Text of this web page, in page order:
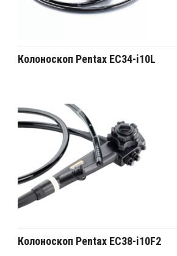
Колоноскоп Pentax EC34-i10L
Колоноскоп Pentax EC38-i10F2